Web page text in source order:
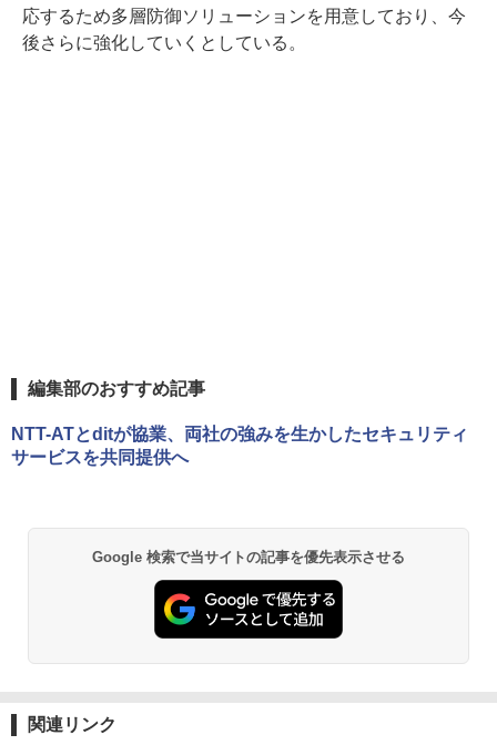
応するため多層防御ソリューションを用意しており、今
後さらに強化していくとしている。
編集部のおすすめ記事
NTT-ATとditが協業、両社の強みを生かしたセキュリティ
サービスを共同提供へ
Google 検索で当サイトの記事を優先表示させる
関連リンク